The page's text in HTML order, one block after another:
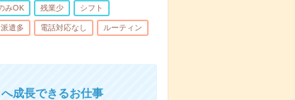
みOK 残業少 シフト
派遣多 電話対応なし ルーティン
成長できるお仕事